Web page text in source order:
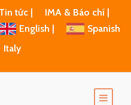
tức |
IMA & Báo chí |
English |
Spanish
Italy